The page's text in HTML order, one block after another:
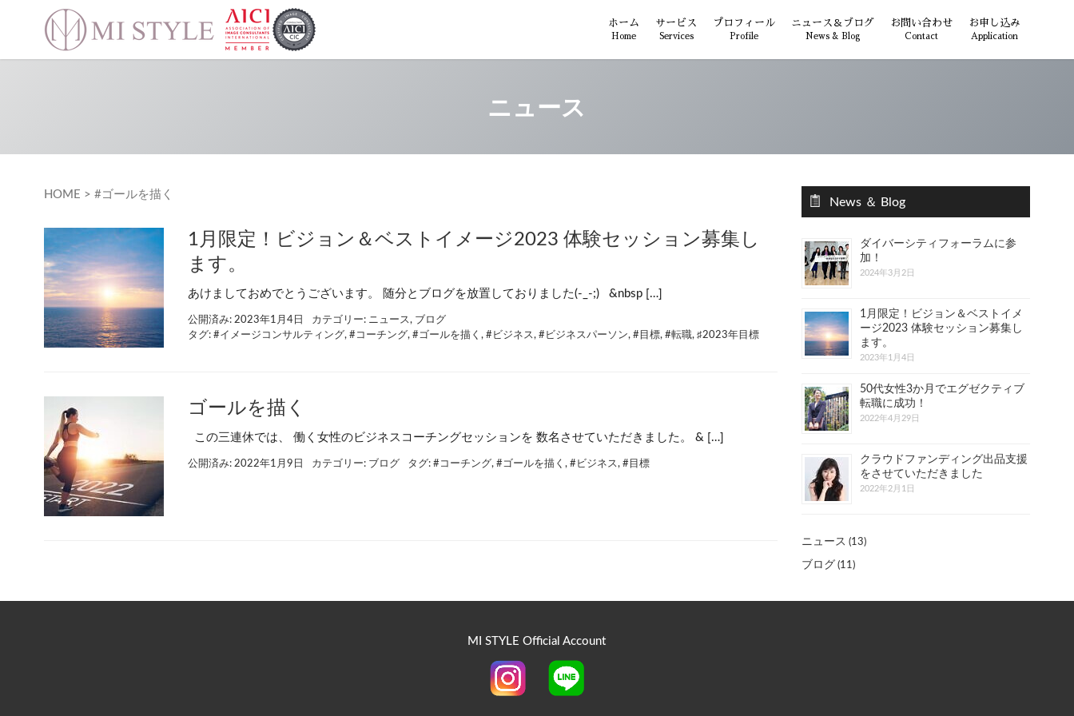
ホーム
Home
サービス
Services
プロフィール
Profile
ニュース＆ブログ
News & Blog
お問い合わせ
Contact
お申し込み
Application
ニュース
HOME >#ゴールを描く
1月限定！ビジョン＆ベストイメージ2023 体験セッション募集し
ます。
あけましておめでとうございます。 随分とブログを放置しておりました(-_-;) &nbsp […]
公開済み: 2023年1月4日 カテゴリー: ニュース, ブログ
タグ:#イメージコンサルティング,#コーチング,#ゴールを描く,#ビジネス,#ビジネスパーソン,#目標,#転職,♯2023年目標
ゴールを描く
この三連休では、 働く女性のビジネスコーチングセッションを 数名させていただきました。 & […]
公開済み: 2022年1月9日 カテゴリー: ブログ タグ:#コーチング,#ゴールを描く,#ビジネス,#目標
News ＆ Blog
ダイバーシティフォーラムに参
加！
2024年3月2日
1月限定！ビジョン＆ベストイメ
ージ2023 体験セッション募集し
ます。
2023年1月4日
50代女性3か月でエグゼクティブ
転職に成功！
2022年4月29日
クラウドファンディング出品支援
をさせていただきました
2022年2月1日
ニュース (13)
ブログ (11)
MI STYLE Official Account